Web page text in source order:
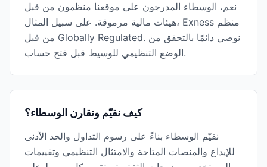
نعم، الوسطاء المدرجون على موقعنا منظمون من قبل
هيئات مالية مرموقة. على سبيل المثال، Exness منظم
من قبل Globally Regulated. نوصي دائمًا بالتحقق من
الوضع التنظيمي للوسيط قبل فتح حساب.
كيف نقيّم ونقارن الوسطاء؟
نقيّم الوسطاء بناءً على رسوم التداول والحد الأدنى
للإيداع والمنصات المتاحة والامتثال التنظيمي وتقييمات